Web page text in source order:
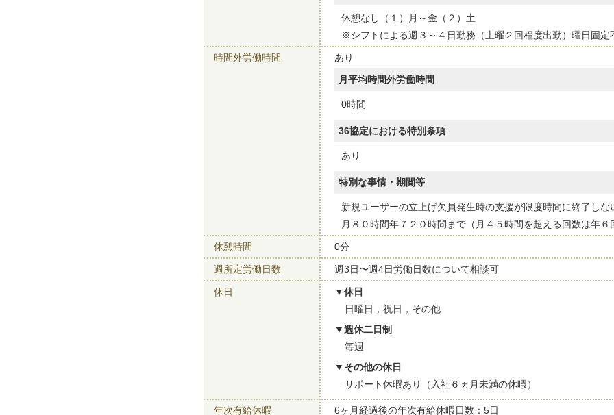
休憩なし（１）月～金（２）土
※シフトによる週３～４日勤務（土曜２回程度出勤）曜日固定
時間外労働時間
あり
月平均時間外労働時間
0時間
36協定における特別条項
あり
特別な事情・期間等
新規ユーザーの立上げ欠員発生時の支援が限度時間に終了しな
月８０時間年７２０時間まで（月４５時間を超える回数は年６
休憩時間 0分
週所定労働日数 週3日〜週4日労働日数について相談可
休日
休日
日曜日，祝日，その他
週休二日制
毎週
その他の休日
サポート休暇あり（入社６ヵ月未満の休暇）
年次有給休暇 6ヶ月経過後の年次有給休暇日数：5日